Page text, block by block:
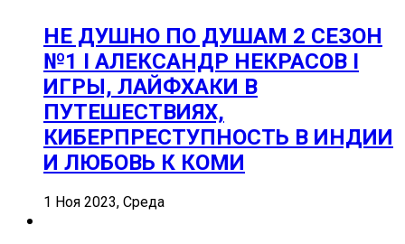
НЕ ДУШНО ПО ДУШАМ 2 СЕЗОН
№1 I АЛЕКСАНДР НЕКРАСОВ I
ИГРЫ, ЛАЙФХАКИ В
ПУТЕШЕСТВИЯХ,
КИБЕРПРЕСТУПНОСТЬ В ИНДИИ
И ЛЮБОВЬ К КОМИ
1 Ноя 2023, Среда